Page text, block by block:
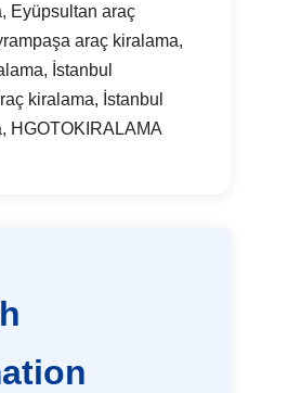
Eyüpsultan araç
araç kiralama,
İstanbul
kiralama, İstanbul
HGOTOKIRALAMA